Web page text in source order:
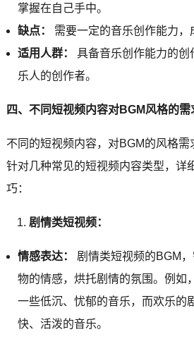
掌握在自己手中。
缺点：
需要一定的音乐创作能力，
适用人群：
具备音乐创作能力的
乐人的创作者。
四、不同短视频内容对BGM风格的需
不同的短视频内容，对BGM的风格
针对几种常见的短视频内容类型，详
巧：
剧情类短视频：
情感表达：
剧情类短视频的BGM
物的情感，烘托剧情的氛围。例如
一些低沉、忧郁的音乐，而欢乐的
快、活泼的音乐。